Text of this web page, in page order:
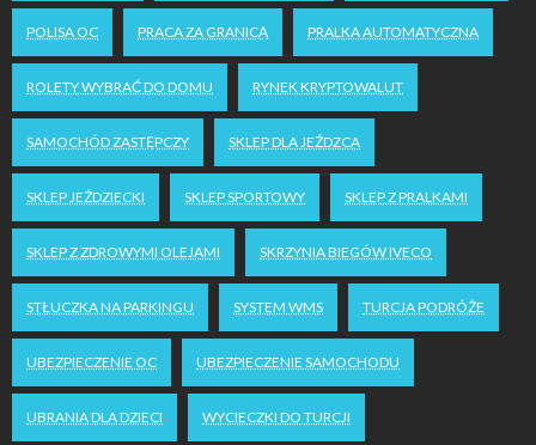
POLISA OC PRACA ZA GRANICĄ PRALKA AUTOMATYCZNA
ROLETY WYBRAĆ DO DOMU RYNEK KRYPTOWALUT
SAMOCHÓD ZASTĘPCZY SKLEP DLA JEŹDZCA
SKLEP JEŹDZIECKI SKLEP SPORTOWY SKLEP Z PRALKAMI
SKLEP Z ZDROWYMI OLEJAMI SKRZYNIA BIEGÓW IVECO
STŁUCZKA NA PARKINGU SYSTEM WMS TURCJA PODRÓŻE
UBEZPIECZENIE OC UBEZPIECZENIE SAMOCHODU
UBRANIA DLA DZIECI WYCIECZKI DO TURCJI